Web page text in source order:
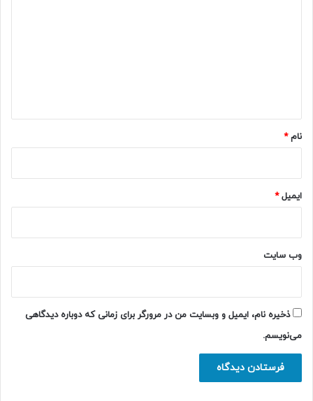
نام*
ایمیل*
وب‌ سایت
ذخیره نام، ایمیل و وبسایت من در مرورگر برای زمانی که دوباره دیدگاهی
می‌نویسم.